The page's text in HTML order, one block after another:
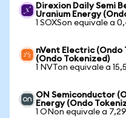
Direxion Daily Semi
Uranium Energy
1 SOXSon equivale a
nVent Electric (Ondo
(Ondo Tokenized)
1 NVTon equivale a
ON Semiconductor
Energy (Ondo
1 ONon equivale a